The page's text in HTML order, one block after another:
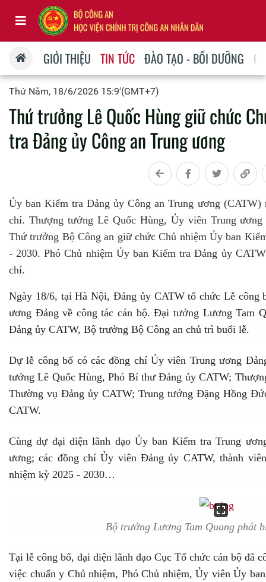
GIỚI THIỆU TIN TỨC ĐÀO TẠO - BỒI DƯỠNG
Thứ Năm, 18/6/2026 15:9'(GMT+7)
Thứ trưởng Lê Quốc Hùng giữ chức
tra Đảng ủy Công an Trung ương
Ủy ban Kiểm tra Đảng ủy Công an Trung ương (CATW)
chí. Thượng tướng Lê Quốc Hùng, Ủy viên Trung
Thứ trưởng Bộ Công an giữ chức Chủ nhiệm Ủy ban
- 2030. Phó Chủ nhiệm Ủy ban Kiểm tra Đảng ủy
chí.
Ngày 18/6, tại Hà Nội, Đảng ủy CATW tổ chức Lễ công
ương Đảng về công tác cán bộ. Đại tướng Lương Tam
Đảng ủy CATW, Bộ trưởng Bộ Công an chủ trì buổi lễ.
Dự lễ công bố có các đồng chí Ủy viên Trung ương
tướng Lê Quốc Hùng, Phó Bí thư Đảng ủy CATW;
Thường vụ Đảng ủy CATW; Trung tướng Đặng Hồng
CATW.
Cùng dự đại diện lãnh đạo Ủy ban Kiểm tra Trung
ương; các đồng chí Ủy viên Đảng ủy CATW, thành
nhiệm kỳ 2025 - 2030…
Bộ trưởng Lương Tam Quang phát
Tại lễ công bố, đại diện lãnh đạo Cục Tổ chức cán bộ đã
việc chuẩn y Chủ nhiệm, Phó Chủ nhiệm, Ủy viên Ủy